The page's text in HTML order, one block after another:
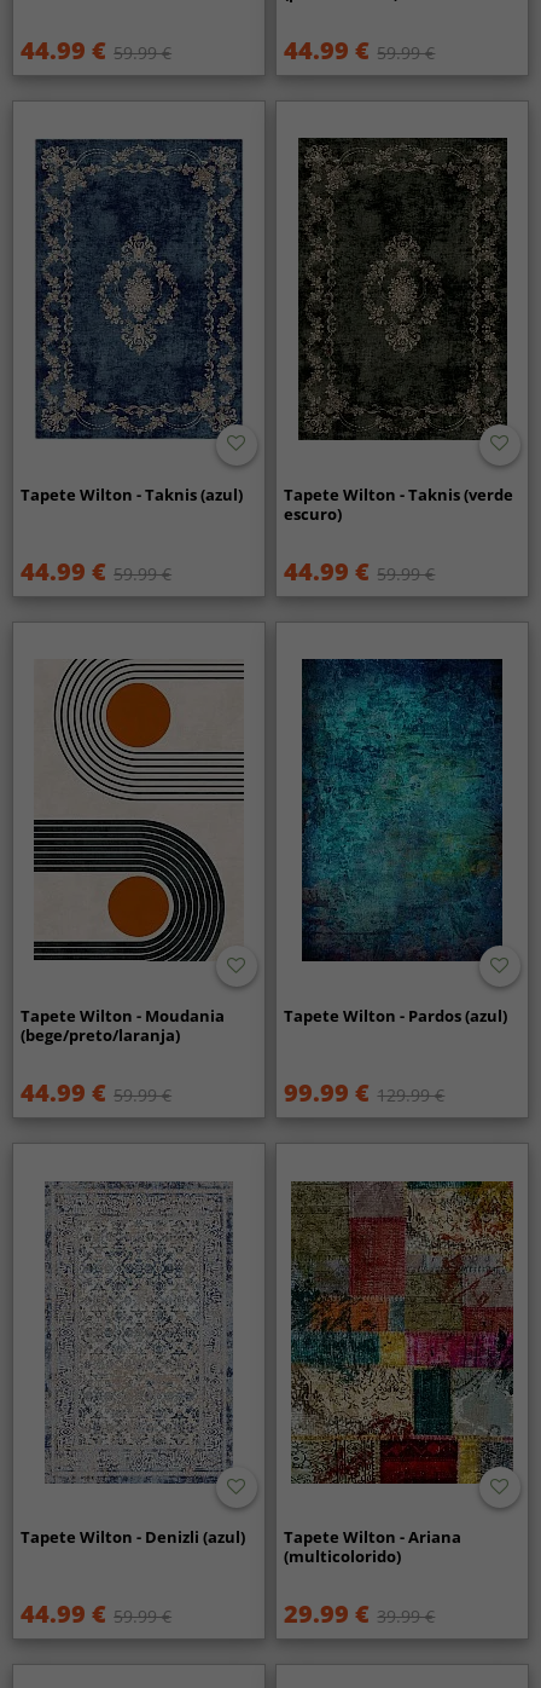
44.99 € 59.99 € 44.99 € 59.99 €
Tapete Wilton - Taknis (azul)
44.99 € 59.99 €
Tapete Wilton - Taknis (verde
escuro)
44.99 € 59.99 €
Tapete Wilton - Moudania
(bege/preto/laranja)
44.99 € 59.99 €
Tapete Wilton - Pardos (azul)
99.99 € 129.99 €
Tapete Wilton - Denizli (azul)
44.99 € 59.99 €
Tapete Wilton - Ariana
(multicolorido)
29.99 € 39.99 €